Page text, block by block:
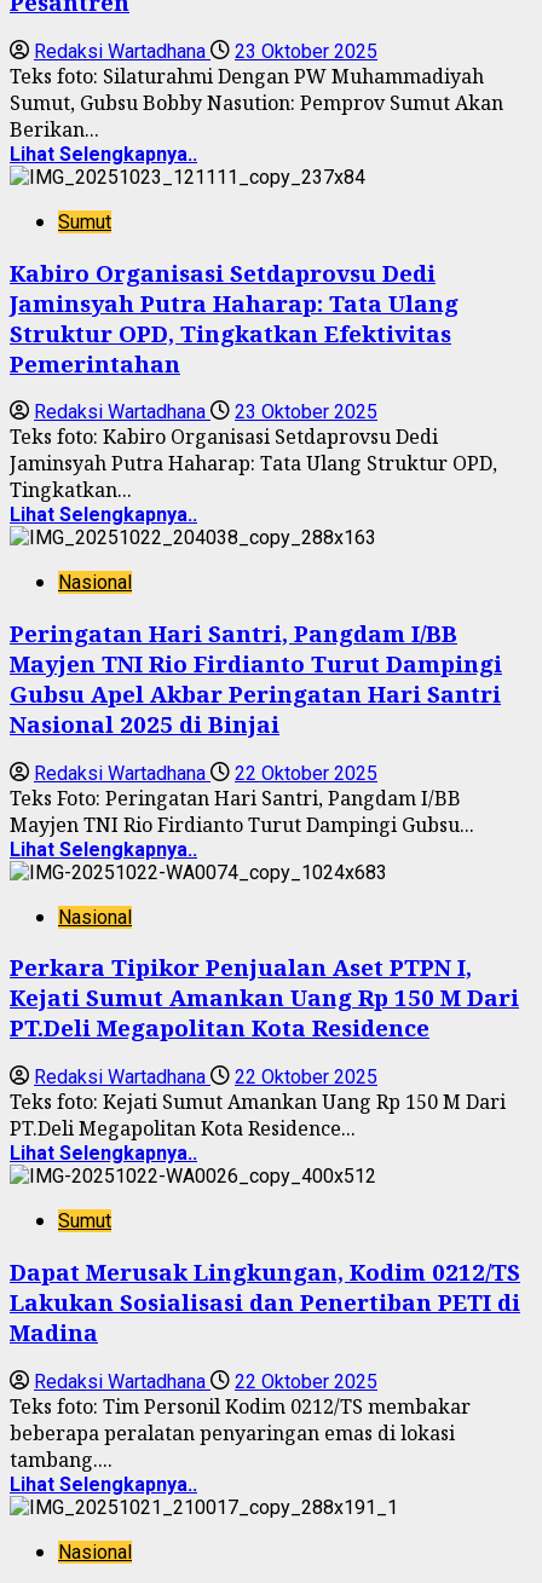
Redaksi Wartadhana 23 Oktober 2025
Teks foto: Silaturahmi Dengan PW Muhammadiyah
Sumut, Gubsu Bobby Nasution: Pemprov Sumut Akan
Berikan...
Lihat Selengkapnya..
Sumut
Kabiro Organisasi Setdaprovsu Dedi
Jaminsyah Putra Haharap: Tata Ulang
Struktur OPD, Tingkatkan Efektivitas
Pemerintahan
Redaksi Wartadhana 23 Oktober 2025
Teks foto: Kabiro Organisasi Setdaprovsu Dedi
Jaminsyah Putra Haharap: Tata Ulang Struktur OPD,
Tingkatkan...
Lihat Selengkapnya..
Nasional
Peringatan Hari Santri, Pangdam I/BB
Mayjen TNI Rio Firdianto Turut Dampingi
Gubsu Apel Akbar Peringatan Hari Santri
Nasional 2025 di Binjai
Redaksi Wartadhana 22 Oktober 2025
Teks Foto: Peringatan Hari Santri, Pangdam I/BB
Mayjen TNI Rio Firdianto Turut Dampingi Gubsu...
Lihat Selengkapnya..
Nasional
Perkara Tipikor Penjualan Aset PTPN I,
Kejati Sumut Amankan Uang Rp 150 M Dari
PT.Deli Megapolitan Kota Residence
Redaksi Wartadhana 22 Oktober 2025
Teks foto: Kejati Sumut Amankan Uang Rp 150 M Dari
PT.Deli Megapolitan Kota Residence...
Lihat Selengkapnya..
Sumut
Dapat Merusak Lingkungan, Kodim 0212/TS
Lakukan Sosialisasi dan Penertiban PETI di
Madina
Redaksi Wartadhana 22 Oktober 2025
Teks foto: Tim Personil Kodim 0212/TS membakar
beberapa peralatan penyaringan emas di lokasi
tambang....
Lihat Selengkapnya..
Nasional